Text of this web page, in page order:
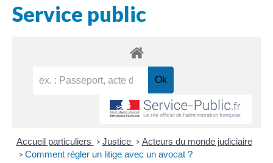
Service public
Accueil particuliers > Justice > Acteurs du monde judiciaire
> Comment régler un litige avec un avocat ?